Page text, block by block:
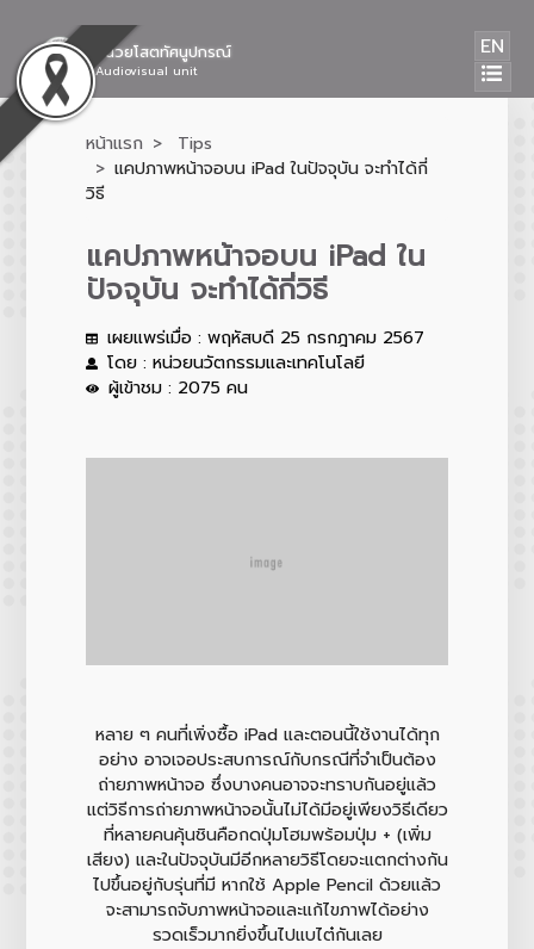
หน่วยโสตทัศนูปกรณ์
Audiovisual unit
EN
หน้าแรก
Tips
แคปภาพหน้าจอบน iPad ในปัจจุบัน จะทำได้กี่
วิธี
แคปภาพหน้าจอบน iPad ใน
ปัจจุบัน จะทำได้กี่วิธี
เผยแพร่เมื่อ : พฤหัสบดี 25 กรกฎาคม 2567
โดย : หน่วยนวัตกรรมและเทคโนโลยี
ผู้เข้าชม : 2075 คน
หลาย ๆ คนที่เพิ่งซื้อ iPad และตอนนี้ใช้งานได้ทุก
อย่าง อาจเจอประสบการณ์กับกรณีที่จำเป็นต้อง
ถ่ายภาพหน้าจอ ซึ่งบางคนอาจจะทราบกันอยู่แล้ว
แต่วิธีการถ่ายภาพหน้าจอนั้นไม่ได้มีอยู่เพียงวิธีเดียว
ที่หลายคนคุ้นชินคือกดปุ่มโฮมพร้อมปุ่ม + (เพิ่ม
เสียง) และในปัจจุบันมีอีกหลายวิธีโดยจะแตกต่างกัน
ไปขึ้นอยู่กับรุ่นที่มี หากใช้ Apple Pencil ด้วยแล้ว
จะสามารถจับภาพหน้าจอและแก้ไขภาพได้อย่าง
รวดเร็วมากยิ่งขึ้นไปแบไต๋กันเลย